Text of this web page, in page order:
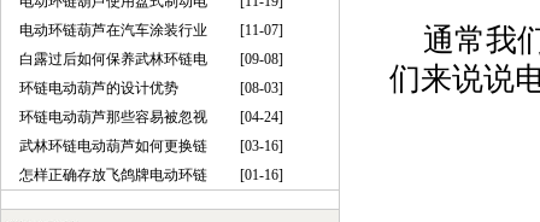
电动环链葫芦在汽车涂装行业
[11-07]
白露过后如何保养武林环链电
[09-08]
环链电动葫芦的设计优势
[08-03]
环链电动葫芦那些容易被忽视
[04-24]
武林环链电动葫芦如何更换链
[03-16]
怎样正确存放飞鸽牌电动环链
[01-16]
通常我
们来说说